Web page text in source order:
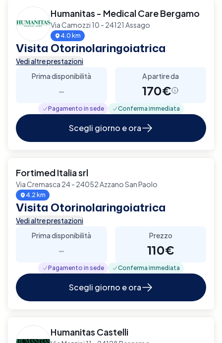
Humanitas - Medical Care Bergamo
Via Camozzi 10 - 24121 Assago
4.0 km
Visita Otorinolaringoiatrica
Vedi altre prestazioni
Prima disponibilità
-
A partire da
170€
Pagamento in sede Conferma immediata
Scegli giorno e ora
Fortimed Italia srl
Via Cremasca 24 - 24052 Azzano San Paolo
4.2 km
Visita Otorinolaringoiatrica
Vedi altre prestazioni
Prima disponibilità
-
Prezzo
110€
Pagamento in sede Conferma immediata
Scegli giorno e ora
Humanitas Castelli